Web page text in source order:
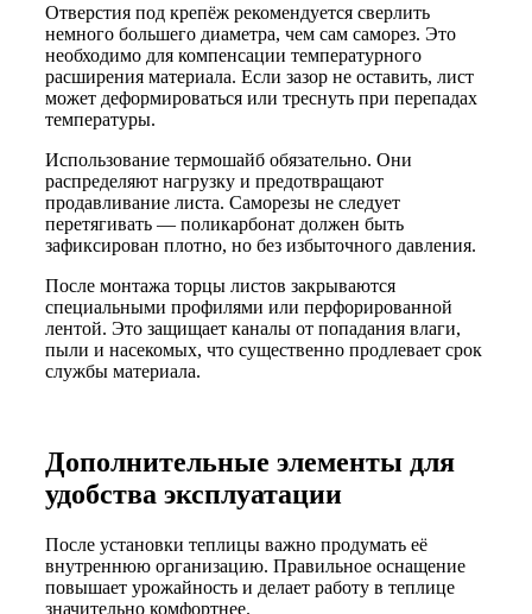
Отверстия под крепёж рекомендуется сверлить
немного большего диаметра, чем сам саморез. Это
необходимо для компенсации температурного
расширения материала. Если зазор не оставить, лист
может деформироваться или треснуть при перепадах
температуры.
Использование термошайб обязательно. Они
распределяют нагрузку и предотвращают
продавливание листа. Саморезы не следует
перетягивать — поликарбонат должен быть
зафиксирован плотно, но без избыточного давления.
После монтажа торцы листов закрываются
специальными профилями или перфорированной
лентой. Это защищает каналы от попадания влаги,
пыли и насекомых, что существенно продлевает срок
службы материала.
Дополнительные элементы для
удобства эксплуатации
После установки теплицы важно продумать её
внутреннюю организацию. Правильное оснащение
повышает урожайность и делает работу в теплице
значительно комфортнее.